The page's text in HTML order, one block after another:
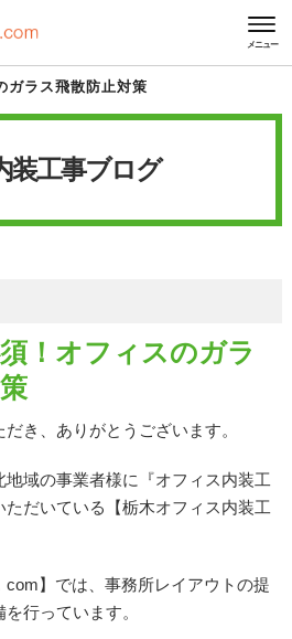
メニュー
ガラス飛散防止対策
装工事ブログ
！オフィスのガラ
き、ありがとうございます。
域の事業者様に『オフィス内装工
だいている【栃木オフィス内装工
com】では、事務所レイアウトの提
行っています。